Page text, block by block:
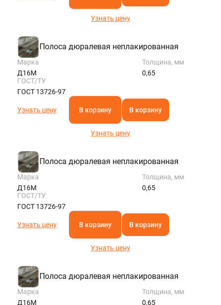
Узнать цену
Полоса дюралевая неплакированная
Марка
Д16М
Толщина, мм
0,65
ГОСТ/ТУ
ГОСТ 13726-97
Узнать цену В корзину В корзину
Узнать цену
Полоса дюралевая неплакированная
Марка
Д16М
Толщина, мм
0,65
ГОСТ/ТУ
ГОСТ 13726-97
Узнать цену В корзину В корзину
Узнать цену
Полоса дюралевая неплакированная
Марка
Д16М
Толщина, мм
0,65